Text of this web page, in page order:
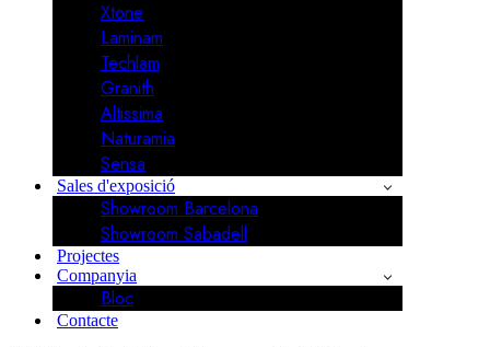
Xtone
Laminam
Techlam
Granith
Altissima
Naturamia
Sensa
Sales d'exposició
Showroom Barcelona
Showroom Sabadell
Projectes
Companyia
Bloc
Contacte